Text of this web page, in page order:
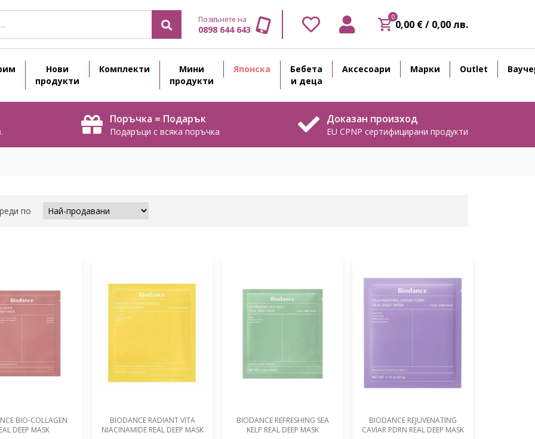
Позвънете на
0898 644 643
0
0,00 € / 0,00 лв.
Нови
продукти
Комплекти
Мини
продукти
Японска
Бебета
и деца
Аксесоари Марки Outlet
Поръчка = Подарък
Подаръци с всяка поръчка
Доказан произход
EU CPNP сертифицирани продукти
по
BIO-COLLAGEN
DEEP MASK
BIODANCE RADIANT VITA
NIACINAMIDE REAL DEEP MASK
BIODANCE REFRESHING SEA
KELP REAL DEEP MASK
BIODANCE REJUVENATING
CAVIAR PDRN REAL DEEP MASK